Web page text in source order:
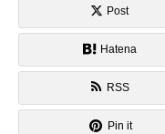
Post
Hatena
RSS
Pin it